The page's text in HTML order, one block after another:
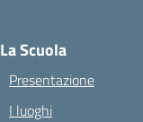
La Scuola
Presentazione
I luoghi